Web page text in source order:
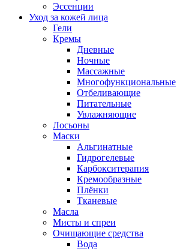
Эссенции
Уход за кожей лица
Гели
Кремы
Дневные
Ночные
Массажные
Многофункциональные
Отбеливающие
Питательные
Увлажняющие
Лосьоны
Маски
Альгинатные
Гидрогелевые
Карбокситерапия
Кремообразные
Плёнки
Тканевые
Масла
Мисты и спреи
Очищающие средства
Вода